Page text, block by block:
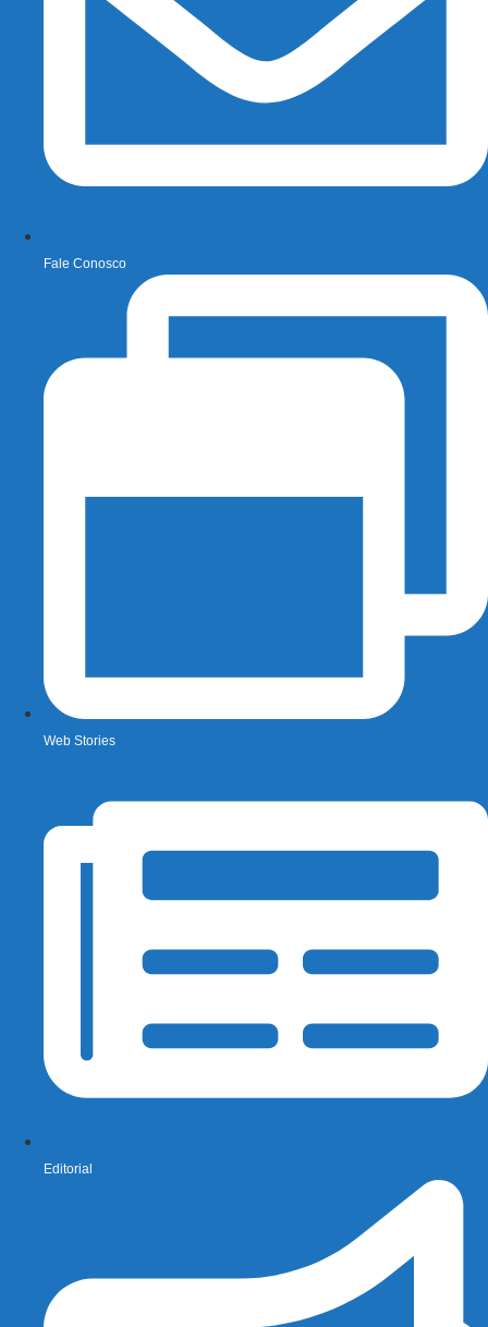
Fale Conosco
Web Stories
Editorial